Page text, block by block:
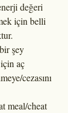
değeri
için belli
şey
aç
cezasını
meal/cheat